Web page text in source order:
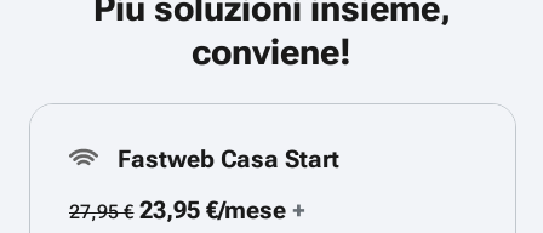
conviene!
Fastweb Casa Start
27,95 €23,95 €/mese+